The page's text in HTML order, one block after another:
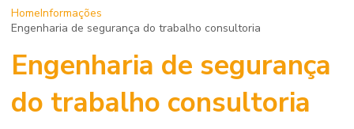
HomeInformações
Engenharia de segurança do trabalho consultoria
Engenharia de segurança
do trabalho consultoria